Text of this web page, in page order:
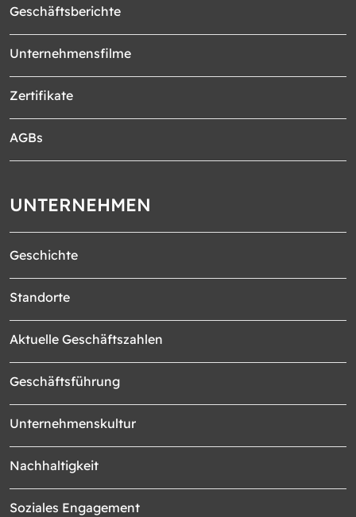
Geschäftsberichte
Unternehmensfilme
Zertifikate
AGBs
UNTERNEHMEN
Geschichte
Standorte
Aktuelle Geschäftszahlen
Geschäftsführung
Unternehmenskultur
Nachhaltigkeit
Soziales Engagement